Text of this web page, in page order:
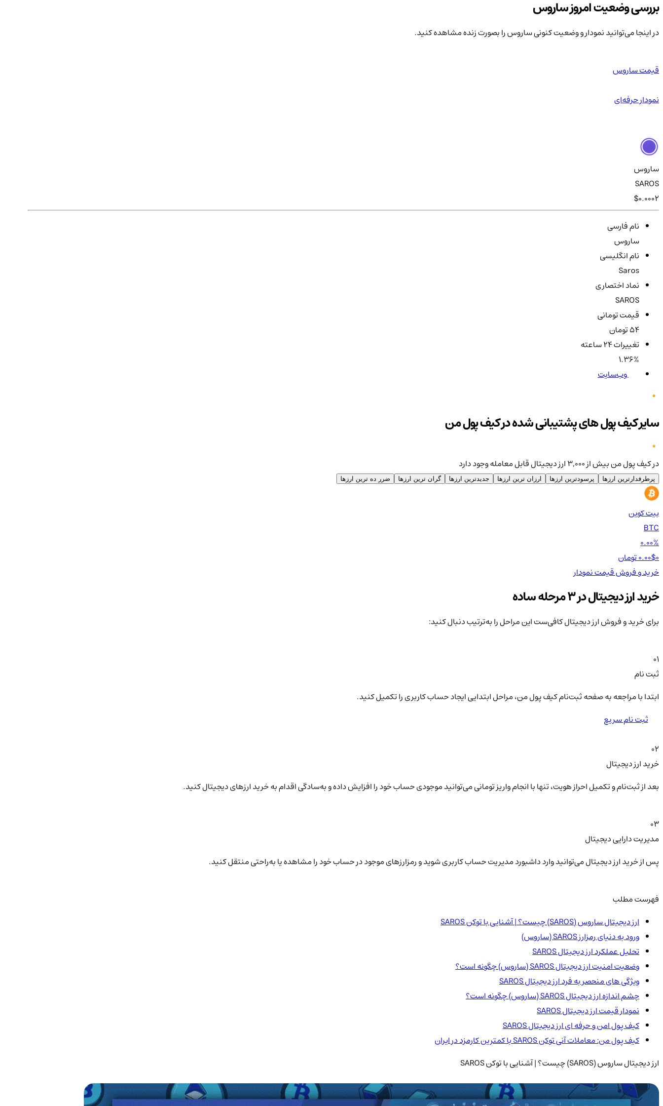
بررسی وضعیت امروز ساروس
در اینجا می‌توانید نمودار و وضعیت کنونی ساروس را بصورت زنده مشاهده کنید.
قیمت ساروس
نمودار حرفه‌ای
ساروس
SAROS
$0.0002
نام فارسی
ساروس
نام انگلیسی
Saros
نماد اختصاری
SAROS
قیمت تومانی
54 تومان
تغییرات ۲۴ ساعته
1.36%
وب‌سایت
سایر کیف پول های پشتیبانی شده در کیف پول من
در کیف پول من بیش از ۳,۰۰۰ ارز دیجیتال قابل معامله وجود دارد
پرطرفدارترین ارزها پرسودترین ارزها ارزان ترین ارزها جدیدترین ارزها گران ترین ارزها ضرر ده ترین ارزها
بیت کوین
BTC
0.00%
0.00$0 تومان
خرید و فروشقیمتنمودار
خرید ارز دیجیتال در 3 مرحله ساده
برای خرید و فروش ارز دیجیتال کافی‌ست این مراحل را به‌ترتیب دنبال کنید:
01
ثبت نام
ابتدا با مراجعه به صفحه ثبت‌نام کیف‌ پول من، مراحل ابتدایی ایجاد حساب کاربری را تکمیل کنید.
ثبت نام سریع
02
خرید ارز دیجیتال
بعد از ثبت‌نام و تکمیل احراز هویت، تنها با انجام واریز تومانی می‌توانید موجودی حساب خود را افزایش داده و به‌سادگی اقدام به خرید ارزهای دیجیتال کنید.
03
مدیریت دارایی دیجیتال
پس از خرید ارز دیجیتال می‌توانید وارد داشبورد مدیریت حساب کاربری شوید و رمزارزهای موجود در حساب خود را مشاهده یا به‌راحتی منتقل کنید.
فهرست مطلب
ارز دیجیتال ساروس (SAROS) چیست؟ | آشنایی با توکن SAROS
ورود به دنیای رمزارز SAROS (ساروس)
تحلیل عملکرد ارز دیجیتال SAROS
وضعیت امنیت ارز دیجیتال SAROS (ساروس) چگونه است؟
ویژگی های منحصر به فرد ارز دیجیتال SAROS
چشم اندازه ارز دیجیتال SAROS (ساروس) چگونه است؟
نمودار قیمت ارز دیجیتال SAROS
کیف پول امن و حرفه ای ارز دیجیتال SAROS
کیف پول من: معاملات آنی توکن SAROS با کمترین کارمزد در ایران
ارز دیجیتال ساروس (SAROS) چیست؟ | آشنایی با توکن SAROS